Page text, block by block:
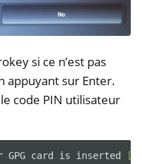
si ce n’est pas
appuyant sur Enter.
code PIN utilisateur
GPG card is inserted [